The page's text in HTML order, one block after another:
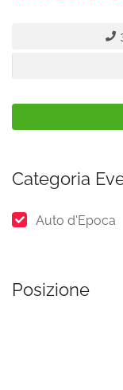
Categoria
Auto d'Epoca
Posizione